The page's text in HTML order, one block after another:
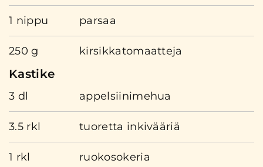
1 nippu parsaa
250 g kirsikkatomaatteja
Kastike
3 dl appelsiinimehua
3.5 rkl tuoretta inkivääriä
1 rkl ruokosokeria